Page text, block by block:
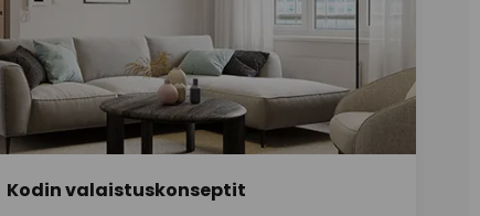
Kodin valaistuskonseptit